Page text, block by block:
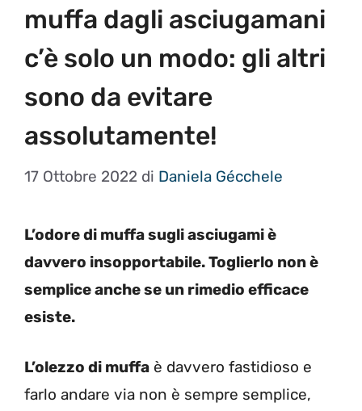
muffa dagli asciugamani
c’è solo un modo: gli altri
sono da evitare
assolutamente!
17 Ottobre 2022 di Daniela Gécchele
L’odore di muffa sugli asciugami è
davvero insopportabile. Toglierlo non è
semplice anche se un rimedio efficace
esiste.
L’olezzo di muffa è davvero fastidioso e
farlo andare via non è sempre semplice,